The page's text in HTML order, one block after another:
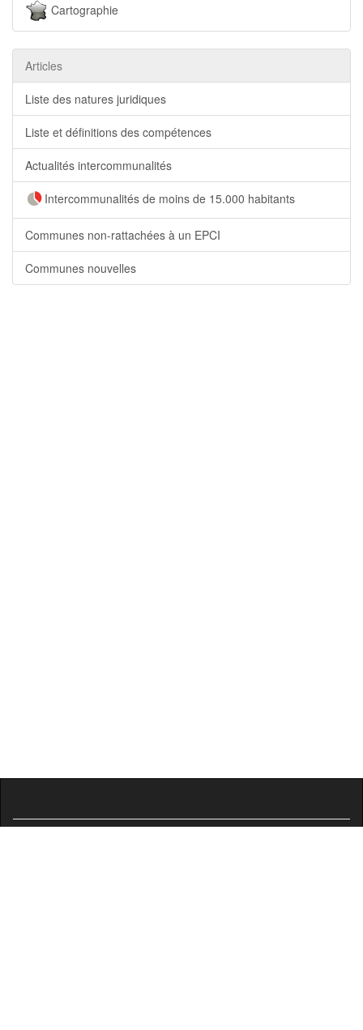
Cartographie
Articles
Liste des natures juridiques
Liste et définitions des compétences
Actualités intercommunalités
Intercommunalités de moins de 15.000 habitants
Communes non-rattachées à un EPCI
Communes nouvelles